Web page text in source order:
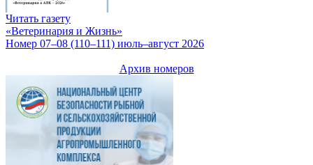
Читать газету
«Ветеринария и Жизнь»
Номер 07–08 (110–111) июль–август 2026
Архив номеров